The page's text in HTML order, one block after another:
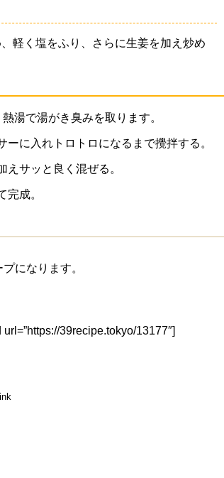
軽く塩をふり、さらに生姜を加え炒め
湯で湯がき臭みを取ります。
に入れトロトロになるまで攪拌する。
サッと良く混ぜる。
完成。
になります。
39recipe.tokyo/13177″]